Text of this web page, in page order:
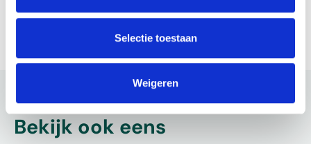
Selectie toestaan
Weigeren
Bekijk ook eens